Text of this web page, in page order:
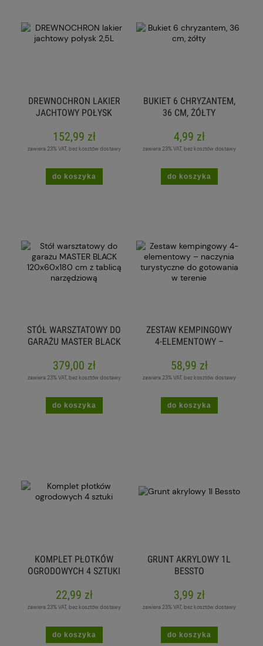
DREWNOCHRON LAKIER
JACHTOWY POŁYSK
152,99 zł
zawiera 23% VAT, bez kosztów dostawy
do koszyka
BUKIET 6 CHRYZANTEM,
36 CM, ŻÓŁTY
4,99 zł
zawiera 23% VAT, bez kosztów dostawy
do koszyka
STÓŁ WARSZTATOWY DO
GARAŻU MASTER BLACK
TABLICĄ NARZĘDZIOWĄ
379,00 zł
zawiera 23% VAT, bez kosztów dostawy
do koszyka
ZESTAW KEMPINGOWY
4-ELEMENTOWY –
TURYSTYCZNE DO
GOTOWANIA W TERENIE
58,99 zł
zawiera 23% VAT, bez kosztów dostawy
do koszyka
KOMPLET PŁOTKÓW
OGRODOWYCH 4 SZTUKI
22,99 zł
zawiera 23% VAT, bez kosztów dostawy
do koszyka
GRUNT AKRYLOWY 1L
BESSTO
3,99 zł
zawiera 23% VAT, bez kosztów dostawy
do koszyka